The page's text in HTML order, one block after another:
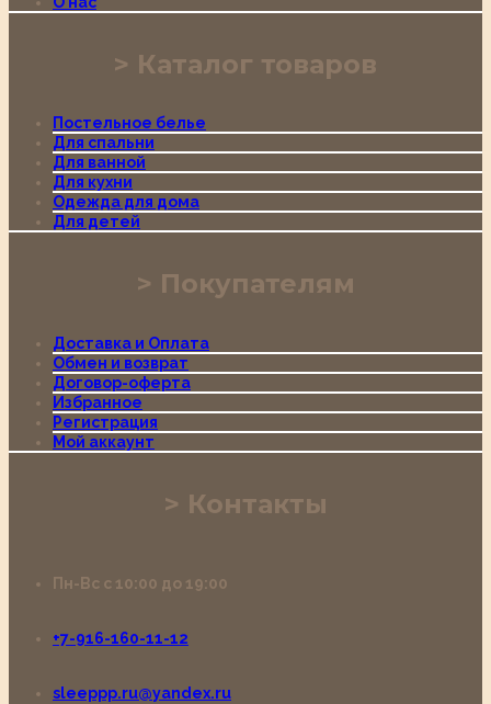
Каталог товаров
Постельное белье
Для спальни
Для ванной
Для кухни
Одежда для дома
Для детей
Покупателям
Доставка и Оплата
Обмен и возврат
Договор-оферта
Избранное
Регистрация
Мой аккаунт
Контакты
Пн-Вс с 10:00 до 19:00
+7-916-160-11-12
sleeppp.ru@yandex.ru